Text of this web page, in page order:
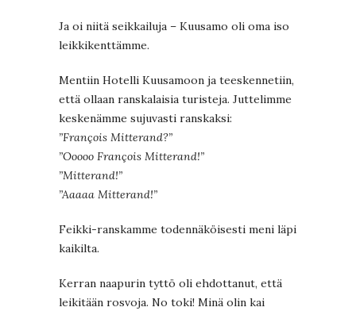
Ja oi niitä seikkailuja – Kuusamo oli oma iso
leikkikenttämme.
Mentiin Hotelli Kuusamoon ja teeskennetiin,
että ollaan ranskalaisia turisteja. Juttelimme
keskenämme sujuvasti ranskaksi:
”François Mitterand?”
”Ooooo François Mitterand!”
”Mitterand!”
”Aaaaa Mitterand!”
Feikki-ranskamme todennäköisesti meni läpi
kaikilta.
Kerran naapurin tyttö oli ehdottanut, että
leikitään rosvoja. No toki! Minä olin kai